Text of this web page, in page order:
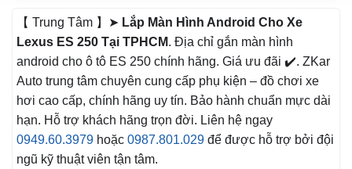
【 Trung Tâm 】➤ Lắp Màn Hình Android Cho Xe
Lexus ES 250 Tại TPHCM. Địa chỉ gắn màn hình
android cho ô tô ES 250 chính hãng. Giá ưu đãi ✔️. ZKar
Auto trung tâm chuyên cung cấp phụ kiện – đồ chơi xe
hơi cao cấp, chính hãng uy tín. Bảo hành chuẩn mực dài
hạn. Hỗ trợ khách hãng trọn đời. Liên hệ ngay
0949.60.3979 hoặc 0987.801.029 để được hỗ trợ bởi đội
ngũ kỹ thuật viên tận tâm.